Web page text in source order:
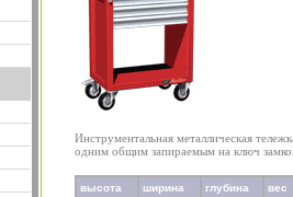
Инструментальная металлическая
одним общим запираемым на ключ
высота ширина глубина вес